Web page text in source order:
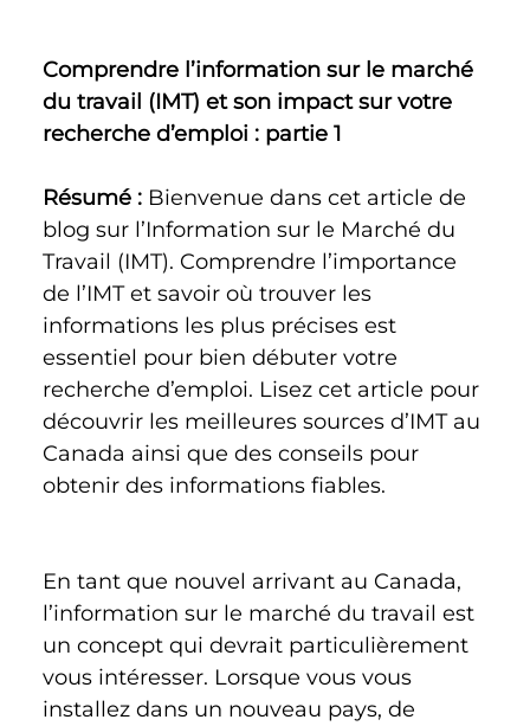
Comprendre l’information sur le marché
du travail (IMT) et son impact sur votre
recherche d’emploi : partie 1
Résumé : Bienvenue dans cet article de
blog sur l’Information sur le Marché du
Travail (IMT). Comprendre l’importance
de l’IMT et savoir où trouver les
informations les plus précises est
essentiel pour bien débuter votre
recherche d’emploi. Lisez cet article pour
découvrir les meilleures sources d’IMT au
Canada ainsi que des conseils pour
obtenir des informations fiables.
En tant que nouvel arrivant au Canada,
l’information sur le marché du travail est
un concept qui devrait particulièrement
vous intéresser. Lorsque vous vous
installez dans un nouveau pays, de